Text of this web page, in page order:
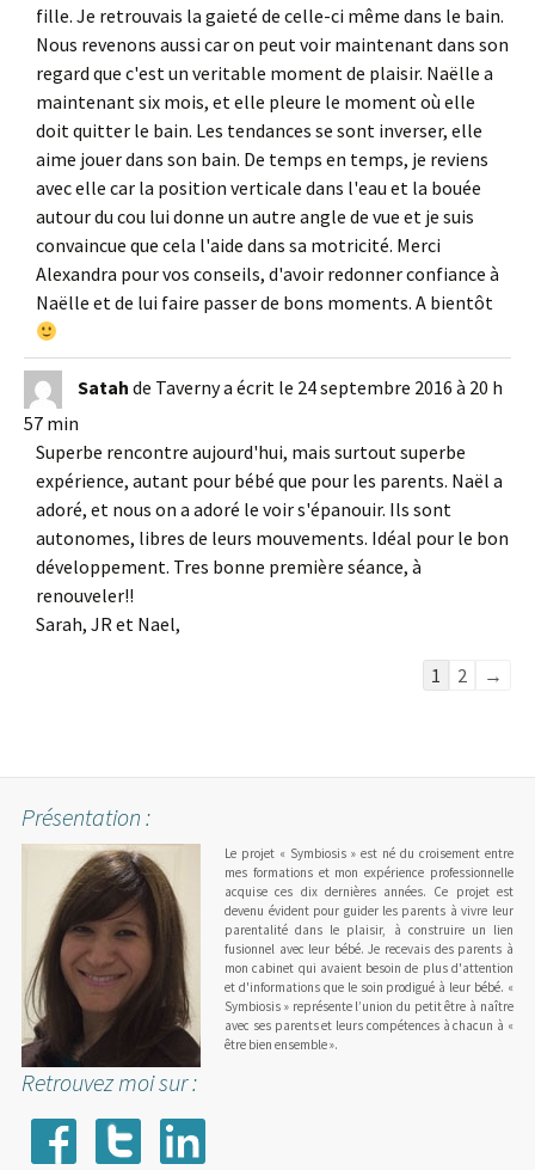
fille. Je retrouvais la gaieté de celle-ci même dans le bain.
Nous revenons aussi car on peut voir maintenant dans son
regard que c'est un veritable moment de plaisir. Naëlle a
maintenant six mois, et elle pleure le moment où elle
doit quitter le bain. Les tendances se sont inverser, elle
aime jouer dans son bain. De temps en temps, je reviens
avec elle car la position verticale dans l'eau et la bouée
autour du cou lui donne un autre angle de vue et je suis
convaincue que cela l'aide dans sa motricité. Merci
Alexandra pour vos conseils, d'avoir redonner confiance à
Naëlle et de lui faire passer de bons moments. A bientôt
Satah de Tavernya écrit le 24 septembre 2016 à 20 h
57 min
Superbe rencontre aujourd'hui, mais surtout superbe
expérience, autant pour bébé que pour les parents. Naël a
adoré, et nous on a adoré le voir s'épanouir. Ils sont
autonomes, libres de leurs mouvements. Idéal pour le bon
développement. Tres bonne première séance, à
renouveler!!
Sarah, JR et Nael,
Navigation
d’or
1 2 →
Présentation :
Le projet « Symbiosis » est né du croisement entre
mes formations et mon expérience professionnelle
acquise ces dix dernières années. Ce projet est
devenu évident pour guider les parents à vivre leur
parentalité dans le plaisir, à construire un lien
fusionnel avec leur bébé. Je recevais des parents à
mon cabinet qui avaient besoin de plus d'attention
et d'informations que le soin prodigué à leur bébé. «
Symbiosis » représente l’union du petit être à naître
avec ses parents et leurs compétences à chacun à «
être bien ensemble ».
Retrouvez moi sur :